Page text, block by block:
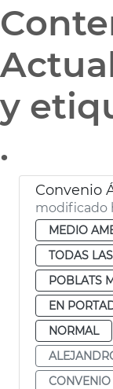
y
.
Convenio
modificado
MEDIO
TODAS
POBLATS
EN
NORMAL
CONVENIO